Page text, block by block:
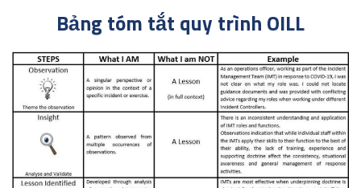
Bảng tóm tắt quy trình OILL